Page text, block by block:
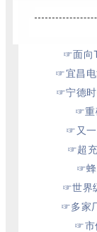
☞面向
☞宜昌
☞宁德
☞
☞ 又
☞超
☞
☞世界
☞多家
☞市